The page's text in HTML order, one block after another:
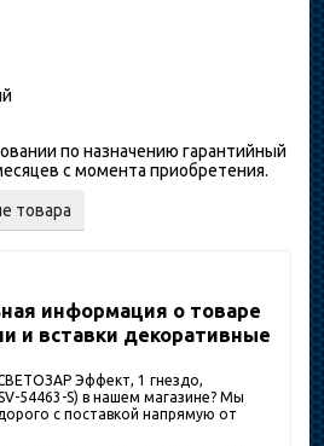
по назначению гарантийный
с момента приобретения.
товара
информация о товаре
и вставки декоративные
Эффект, 1 гнездо,
54463-S) в нашем магазине? Мы
с поставкой напрямую от